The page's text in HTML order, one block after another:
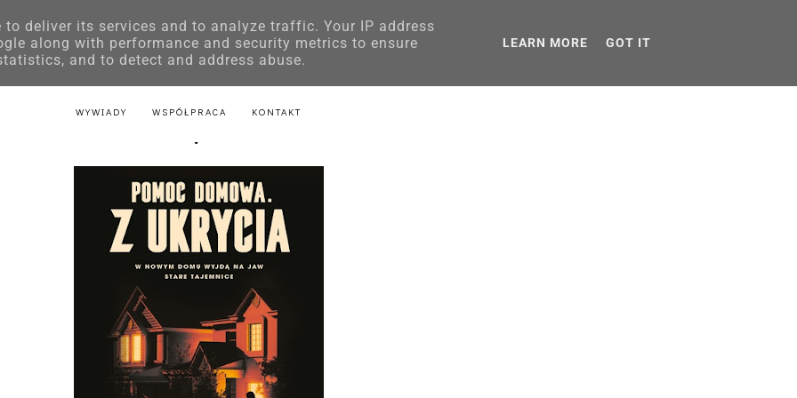
KSIĄŻKI DLA DZIECI LITERATURA POLSKA LITERATURA ZAGRANICZNA
LITERATURA Z PRZEPISAMI
WYWIADY WSPÓŁPRACA KONTAKT
domowa. Z ukrycia - Freida McFadden
deliver its services and to analyze traffic. Your IP address
along with performance and security metrics to ensure
and to detect and address abuse.
LEARN MORE GOT IT